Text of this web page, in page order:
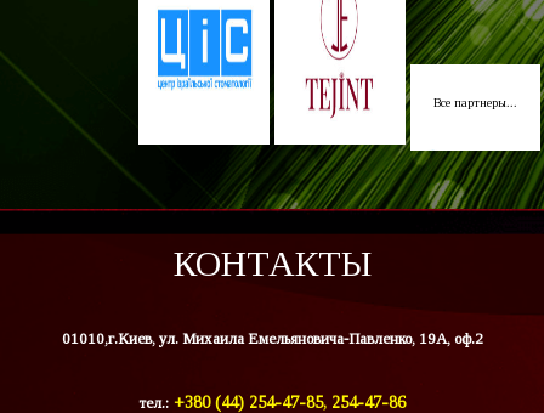
Все партнеры...
КОНТАКТЫ
01010,г.Киев, ул. Михаила Емельяновича-Павленко, 19А, оф.2
тел.: +380 (44) 254-47-85, 254-47-86